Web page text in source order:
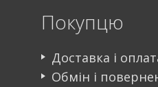
Покупцю
Доставка і
Обмін і